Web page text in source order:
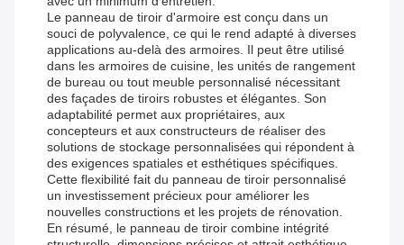
Le panneau de tiroir d'armoire est conçu dans un
souci de polyvalence, ce qui le rend adapté à diverses
applications au-delà des armoires. Il peut être utilisé
dans les armoires de cuisine, les unités de rangement
de bureau ou tout meuble personnalisé nécessitant
des façades de tiroirs robustes et élégantes. Son
adaptabilité permet aux propriétaires, aux
concepteurs et aux constructeurs de réaliser des
solutions de stockage personnalisées qui répondent à
des exigences spatiales et esthétiques spécifiques.
Cette flexibilité fait du panneau de tiroir personnalisé
un investissement précieux pour améliorer les
nouvelles constructions et les projets de rénovation.
En résumé, le panneau de tiroir combine intégrité